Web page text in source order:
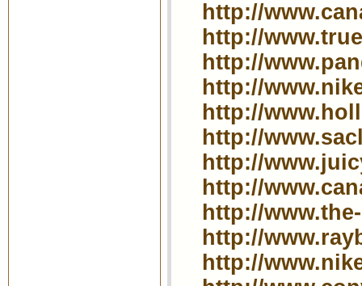
http://
http://
http://
http://
http://
http://
http://
http://
http://
http://
http://